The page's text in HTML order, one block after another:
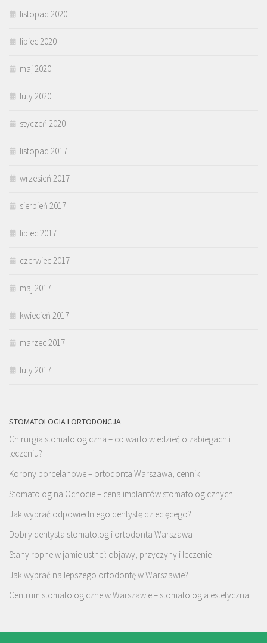
listopad 2020
lipiec 2020
maj 2020
luty 2020
styczeń 2020
listopad 2017
wrzesień 2017
sierpień 2017
lipiec 2017
czerwiec 2017
maj 2017
kwiecień 2017
marzec 2017
luty 2017
STOMATOLOGIA I ORTODONCJA
Chirurgia stomatologiczna – co warto wiedzieć o zabiegach i
leczeniu?
Korony porcelanowe – ortodonta Warszawa, cennik
Stomatolog na Ochocie – cena implantów stomatologicznych
Jak wybrać odpowiedniego dentystę dziecięcego?
Dobry dentysta stomatolog i ortodonta Warszawa
Stany ropne w jamie ustnej: objawy, przyczyny i leczenie
Jak wybrać najlepszego ortodontę w Warszawie?
Centrum stomatologiczne w Warszawie – stomatologia estetyczna